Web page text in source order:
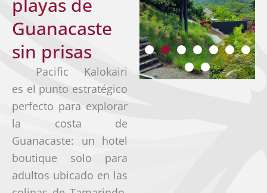
playas de
Guanacaste
sin prisas
Pacific Kalokairi
es el punto estratégico
perfecto para explorar
la costa de
Guanacaste: un hotel
boutique solo para
adultos ubicado en las